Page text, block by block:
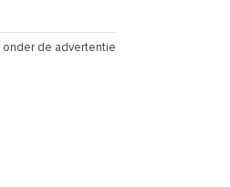
onder de advertentie